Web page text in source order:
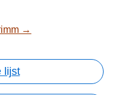
→
lijst